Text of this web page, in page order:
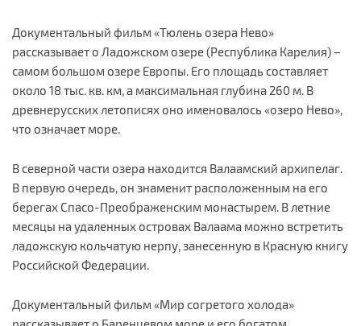
Документальный фильм «Тюлень озера Нево»
рассказывает о Ладожском озере (Республика Карелия) –
самом большом озере Европы. Его площадь составляет
около 18 тыс. кв. км, а максимальная глубина 260 м. В
древнерусских летописях оно именовалось «озеро Нево»,
что означает море.
В северной части озера находится Валаамский архипелаг.
В первую очередь, он знаменит расположенным на его
берегах Спасо-Преображенским монастырем. В летние
месяцы на удаленных островах Валаама можно встретить
ладожскую кольчатую нерпу, занесенную в Красную книгу
Российской Федерации.
Документальный фильм «Мир согретого холода»